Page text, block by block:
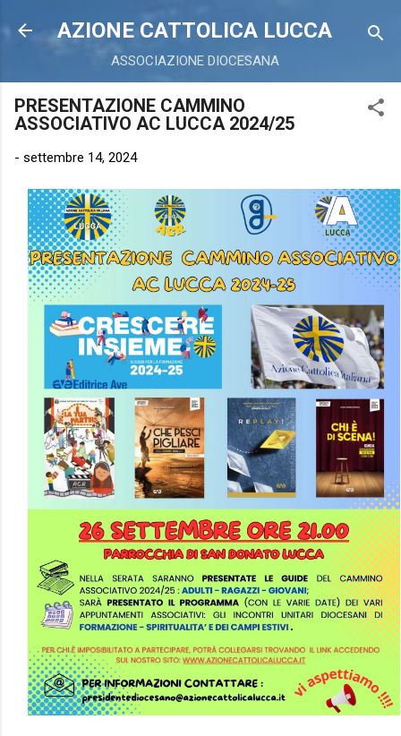
Passa ai contenuti principali
AZIONE CATTOLICA LUCCA
ASSOCIAZIONE DIOCESANA
PRESENTAZIONE CAMMINO
ASSOCIATIVO AC LUCCA 2024/25
- settembre 14, 2024